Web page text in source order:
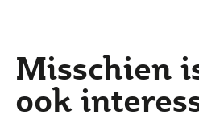
Misschien
ook